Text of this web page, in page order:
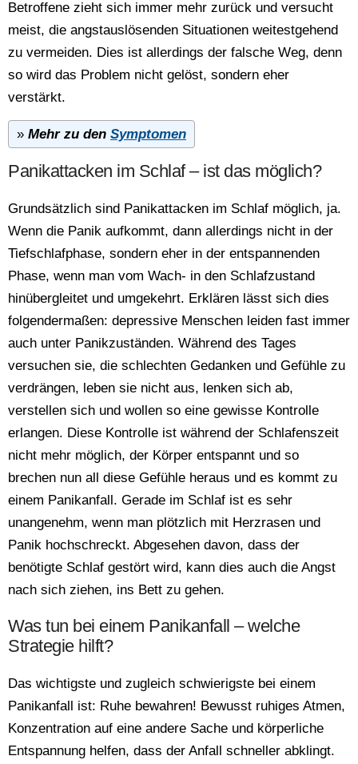
Betroffene zieht sich immer mehr zurück und versucht
meist, die angstauslösenden Situationen weitestgehend
zu vermeiden. Dies ist allerdings der falsche Weg, denn
so wird das Problem nicht gelöst, sondern eher
verstärkt.
» Mehr zu den Symptomen
Panikattacken im Schlaf – ist das möglich?
Grundsätzlich sind Panikattacken im Schlaf möglich, ja.
Wenn die Panik aufkommt, dann allerdings nicht in der
Tiefschlafphase, sondern eher in der entspannenden
Phase, wenn man vom Wach- in den Schlafzustand
hinübergleitet und umgekehrt. Erklären lässt sich dies
folgendermaßen: depressive Menschen leiden fast immer
auch unter Panikzuständen. Während des Tages
versuchen sie, die schlechten Gedanken und Gefühle zu
verdrängen, leben sie nicht aus, lenken sich ab,
verstellen sich und wollen so eine gewisse Kontrolle
erlangen. Diese Kontrolle ist während der Schlafenszeit
nicht mehr möglich, der Körper entspannt und so
brechen nun all diese Gefühle heraus und es kommt zu
einem Panikanfall. Gerade im Schlaf ist es sehr
unangenehm, wenn man plötzlich mit Herzrasen und
Panik hochschreckt. Abgesehen davon, dass der
benötigte Schlaf gestört wird, kann dies auch die Angst
nach sich ziehen, ins Bett zu gehen.
Was tun bei einem Panikanfall – welche
Strategie hilft?
Das wichtigste und zugleich schwierigste bei einem
Panikanfall ist: Ruhe bewahren! Bewusst ruhiges Atmen,
Konzentration auf eine andere Sache und körperliche
Entspannung helfen, dass der Anfall schneller abklingt.